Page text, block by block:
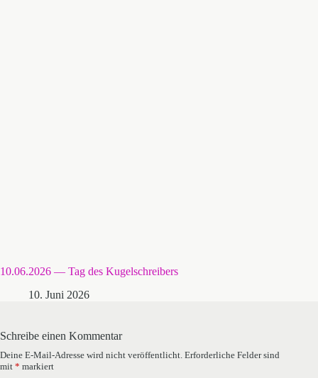
10.06.2026 — Tag des Kugelschreibers
10. Juni 2026
Schreibe einen Kommentar
Deine E-Mail-Adresse wird nicht veröffentlicht. Erforderliche Felder sind
mit * markiert